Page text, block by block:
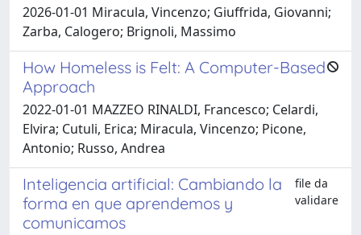
2026-01-01 Miracula, Vincenzo; Giuffrida, Giovanni;
Zarba, Calogero; Brignoli, Massimo
How Homeless is Felt: A Computer-Based
Approach
2022-01-01 MAZZEO RINALDI, Francesco; Celardi,
Elvira; Cutuli, Erica; Miracula, Vincenzo; Picone,
Antonio; Russo, Andrea
Inteligencia artificial: Cambiando la
forma en que aprendemos y
comunicamos
file da
validare